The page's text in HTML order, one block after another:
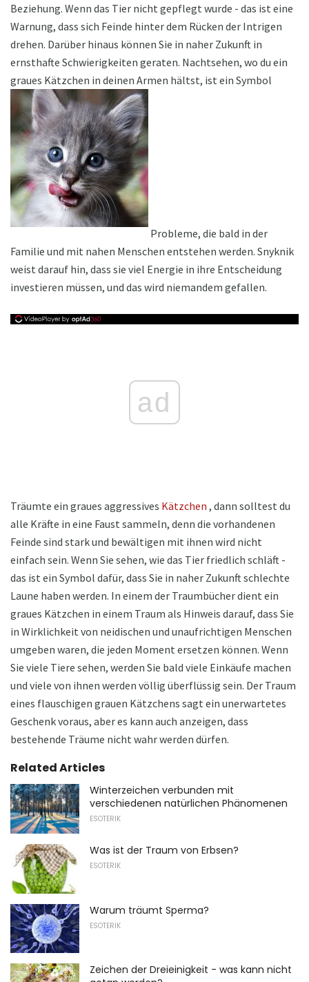
Beziehung. Wenn das Tier nicht gepflegt wurde - das ist eine
Warnung, dass sich Feinde hinter dem Rücken der Intrigen
drehen. Darüber hinaus können Sie in naher Zukunft in
ernsthafte Schwierigkeiten geraten. Nachtsehen, wo du ein
graues Kätzchen in deinen Armen hältst, ist ein Symbol
Probleme, die bald in der
Familie und mit nahen Menschen entstehen werden. Snyknik
weist darauf hin, dass sie viel Energie in ihre Entscheidung
investieren müssen, und das wird niemandem gefallen.
ad
Träumte ein graues aggressives Kätzchen , dann solltest du
alle Kräfte in eine Faust sammeln, denn die vorhandenen
Feinde sind stark und bewältigen mit ihnen wird nicht
einfach sein. Wenn Sie sehen, wie das Tier friedlich schläft -
das ist ein Symbol dafür, dass Sie in naher Zukunft schlechte
Laune haben werden. In einem der Traumbücher dient ein
graues Kätzchen in einem Traum als Hinweis darauf, dass Sie
in Wirklichkeit von neidischen und unaufrichtigen Menschen
umgeben waren, die jeden Moment ersetzen können. Wenn
Sie viele Tiere sehen, werden Sie bald viele Einkäufe machen
und viele von ihnen werden völlig überflüssig sein. Der Traum
eines flauschigen grauen Kätzchens sagt ein unerwartetes
Geschenk voraus, aber es kann auch anzeigen, dass
bestehende Träume nicht wahr werden dürfen.
Related Articles
Winterzeichen verbunden mit
verschiedenen natürlichen Phänomenen
ESOTERIK
Was ist der Traum von Erbsen?
ESOTERIK
Warum träumt Sperma?
ESOTERIK
Zeichen der Dreieinigkeit - was kann nicht